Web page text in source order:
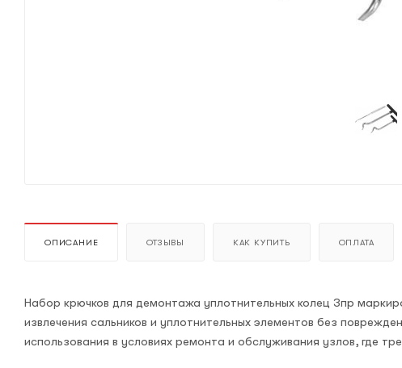
ОПИСАНИЕ ОТЗЫВЫ КАК КУПИТЬ ОПЛАТА
Набор крючков для демонтажа уплотнительных колец 3пр
извлечения сальников и уплотнительных элементов без
использования в условиях ремонта и обслуживания узлов, где